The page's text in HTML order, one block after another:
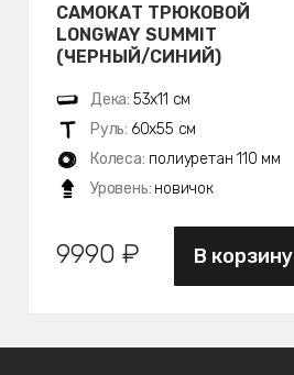
САМОКАТ ТРЮКОВОЙ
LONGWAY SUMMIT
(ЧЕРНЫЙ/СИНИЙ)
Дека: 53х11 см
Руль: 60х55 см
Колеса: полиуретан 110 мм
Уровень: новичок
9990 ₽ В корзину